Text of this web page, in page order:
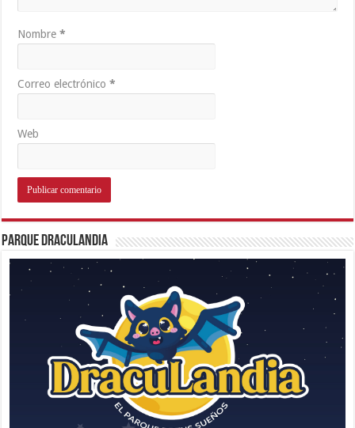
Nombre*
Correo electrónico*
Web
Parque Draculandia